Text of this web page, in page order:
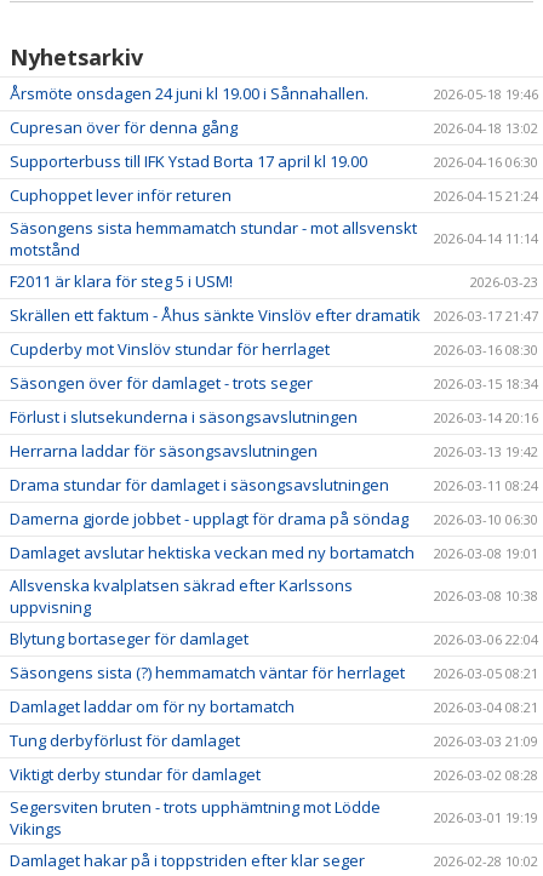
Nyhetsarkiv
Årsmöte onsdagen 24 juni kl 19.00 i Sånnahallen. 2026-05-18 19:46
Cupresan över för denna gång 2026-04-18 13:02
Supporterbuss till IFK Ystad Borta 17 april kl 19.00 2026-04-16 06:30
Cuphoppet lever inför returen 2026-04-15 21:24
Säsongens sista hemmamatch stundar - mot allsvenskt
motstånd
2026-04-14 11:14
F2011 är klara för steg 5 i USM! 2026-03-23
Skrällen ett faktum - Åhus sänkte Vinslöv efter dramatik 2026-03-17 21:47
Cupderby mot Vinslöv stundar för herrlaget 2026-03-16 08:30
Säsongen över för damlaget - trots seger 2026-03-15 18:34
Förlust i slutsekunderna i säsongsavslutningen 2026-03-14 20:16
Herrarna laddar för säsongsavslutningen 2026-03-13 19:42
Drama stundar för damlaget i säsongsavslutningen 2026-03-11 08:24
Damerna gjorde jobbet - upplagt för drama på söndag 2026-03-10 06:30
Damlaget avslutar hektiska veckan med ny bortamatch 2026-03-08 19:01
Allsvenska kvalplatsen säkrad efter Karlssons
uppvisning
2026-03-08 10:38
Blytung bortaseger för damlaget 2026-03-06 22:04
Säsongens sista (?) hemmamatch väntar för herrlaget 2026-03-05 08:21
Damlaget laddar om för ny bortamatch 2026-03-04 08:21
Tung derbyförlust för damlaget 2026-03-03 21:09
Viktigt derby stundar för damlaget 2026-03-02 08:28
Segersviten bruten - trots upphämtning mot Lödde
Vikings
2026-03-01 19:19
Damlaget hakar på i toppstriden efter klar seger 2026-02-28 10:02